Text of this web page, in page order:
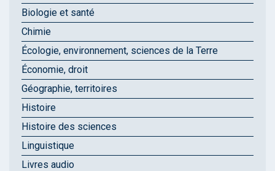
Biologie et santé
Chimie
Écologie, environnement, sciences de la Terre
Économie, droit
Géographie, territoires
Histoire
Histoire des sciences
Linguistique
Livres audio